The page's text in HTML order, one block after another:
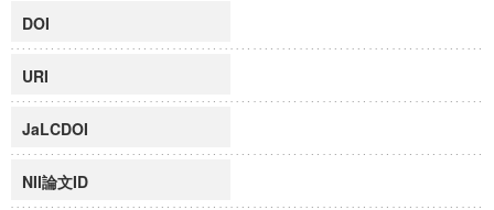
DOI
URI
JaLCDOI
NII論文ID